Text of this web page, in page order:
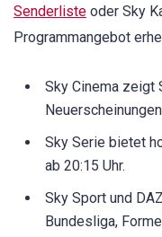
Senderliste oder Sky
Programmangebot
Sky Cinema zeigt
Sky Serie bietet
ab 20:15 Uhr.
Sky Sport und
Bundesliga,